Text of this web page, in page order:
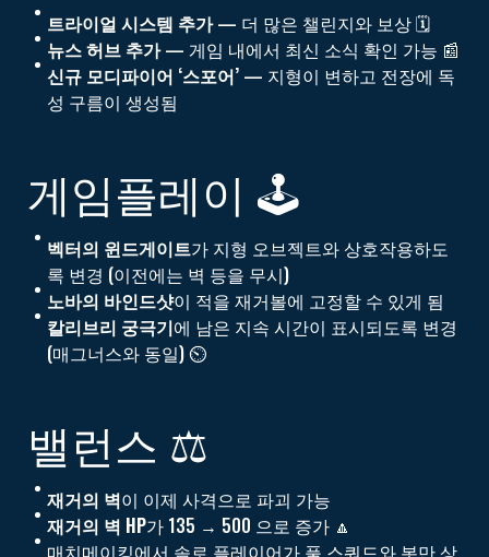
트라이얼 시스템 추가— 더 많은 챌린지와 보상 🗓️
뉴스 허브 추가— 게임 내에서 최신 소식 확인 가능 📰
신규 모디파이어 ‘스포어’ — 지형이 변하고 전장에 독
성 구름이 생성됨
게임플레이 🕹️️
벡터의 윈드게이트가 지형 오브젝트와 상호작용하도
록 변경 (이전에는 벽 등을 무시)
노바의 바인드샷이 적을 재거볼에 고정할 수 있게 됨
칼리브리 궁극기에 남은 지속 시간이 표시되도록 변경
(매그너스와 동일) ⏲️
밸런스 ⚖️
재거의 벽이 이제 사격으로 파괴 가능
재거의 벽 HP가 135 → 500 으로 증가 🔼
매치메이킹에서 솔로 플레이어가 풀 스쿼드와 봇만 상